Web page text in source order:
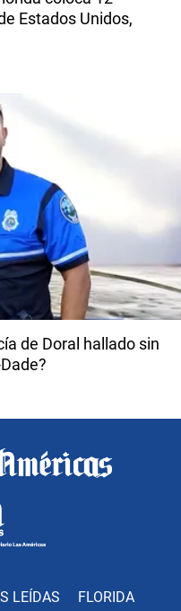
Estados Unidos,
de Doral hallado sin
LEÍDAS FLORIDA